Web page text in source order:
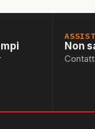
Non